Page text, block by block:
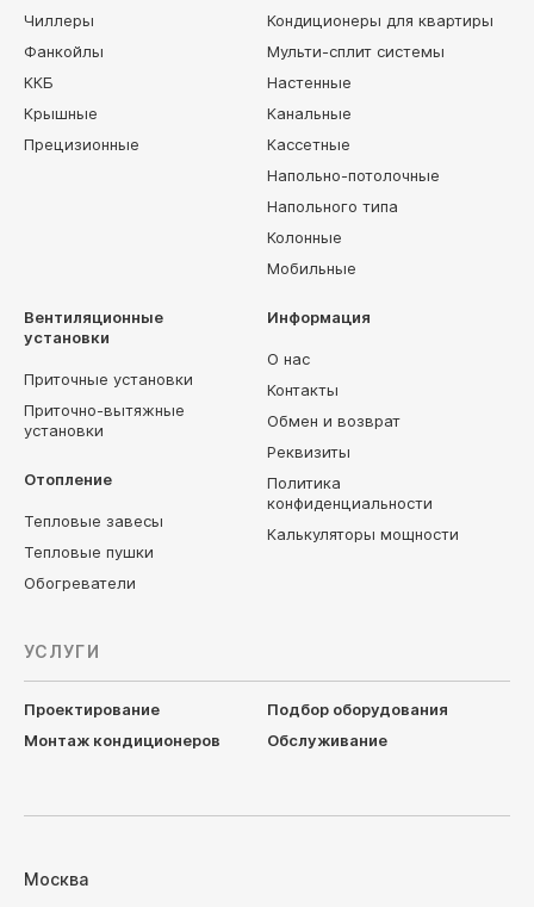
Чиллеры
Фанкойлы
ККБ
Крышные
Прецизионные
Кондиционеры для квартиры
Мульти-сплит системы
Настенные
Канальные
Кассетные
Напольно-потолочные
Напольного типа
Колонные
Мобильные
Вентиляционные
установки
Приточные установки
Приточно-вытяжные
установки
Отопление
Тепловые завесы
Тепловые пушки
Обогреватели
Информация
О нас
Контакты
Обмен и возврат
Реквизиты
Политика
конфиденциальности
Калькуляторы мощности
УСЛУГИ
Проектирование
Подбор оборудования
Монтаж кондиционеров
Обслуживание
Москва